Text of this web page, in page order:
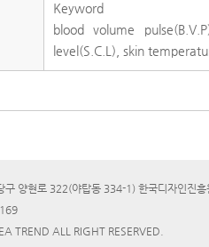
Keyword
blood volume
level(S.C.L), skin
양현로 322(야탑동 334-1) 한국디자인진
TREND ALL RIGHT RESERVED.